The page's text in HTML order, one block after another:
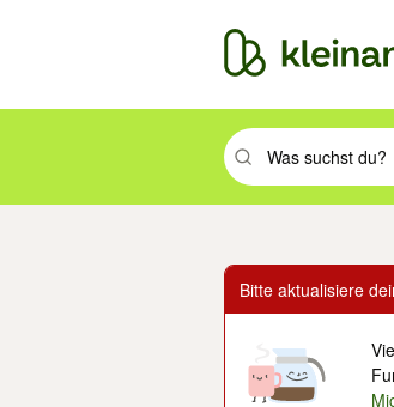
Suchbegriff
Bitte aktualisiere